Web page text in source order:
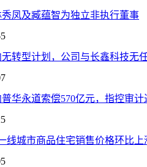
凤及臧蕴智为独立非执行董事
转型计划，公司与长鑫科技无
华永道索偿570亿元，指控审
线城市商品住宅销售价格环比上